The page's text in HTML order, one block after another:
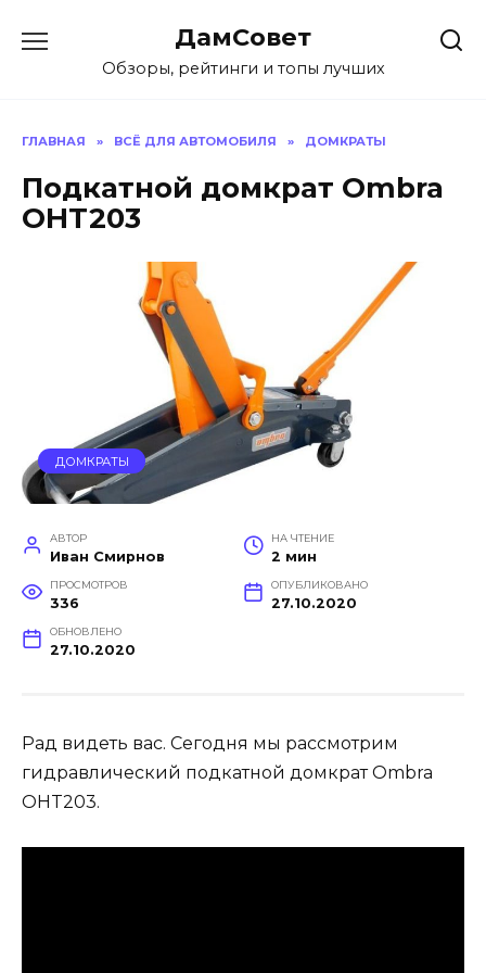
содержанию
ДамСовет
Обзоры, рейтинги и топы лучших
ГЛАВНАЯ » ВСЁ ДЛЯ АВТОМОБИЛЯ » ДОМКРАТЫ
Подкатной домкрат Ombra
OHT203
ДОМКРАТЫ
АВТОР
Иван Смирнов
НА ЧТЕНИЕ
2 мин
ПРОСМОТРОВ
336
ОПУБЛИКОВАНО
27.10.2020
ОБНОВЛЕНО
27.10.2020
Рад видеть вас. Сегодня мы рассмотрим
гидравлический подкатной домкрат Ombra
OHT203.